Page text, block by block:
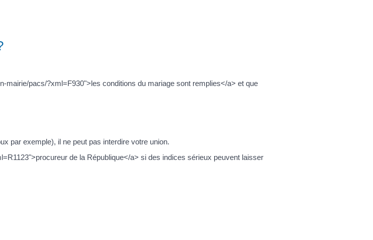
pacs/?xml=F930">les conditions du mariage sont remplies</a> et que
par exemple), il ne peut pas interdire votre union.
de la République</a> si des indices sérieux peuvent laisser